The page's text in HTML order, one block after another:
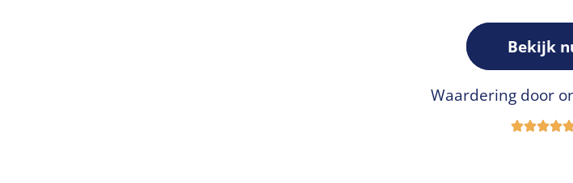
Bekijk
Waardering door